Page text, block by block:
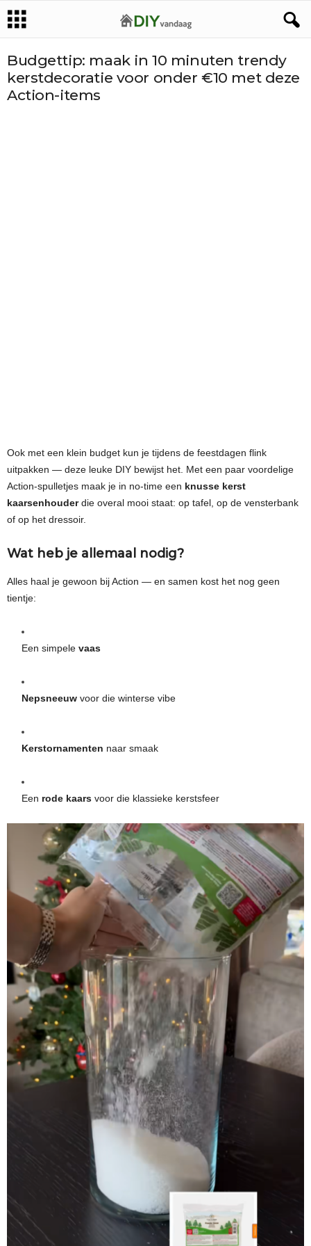
Budgettip: maak in 10 minuten trendy
kerstdecoratie voor onder €10 met deze
Action-items
Ook met een klein budget kun je tijdens de feestdagen flink
uitpakken — deze leuke DIY bewijst het. Met een paar voordelige
Action-spulletjes maak je in no-time een knusse kerst
kaarsenhouderdie overal mooi staat: op tafel, op de vensterbank
of op het dressoir.
Wat heb je allemaal nodig?
Alles haal je gewoon bij Action — en samen kost het nog geen
tientje:
Een simpele vaas
Nepsneeuw voor die winterse vibe
Kerstornamenten naar smaak
Een rode kaars voor die klassieke kerstsfeer